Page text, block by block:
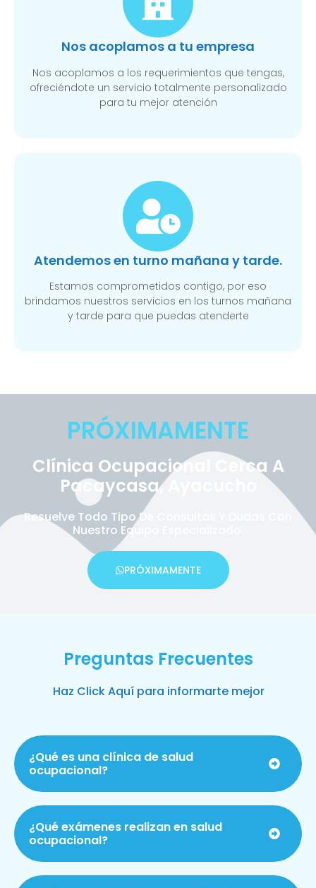
Nos acoplamos a tu empresa
Nos acoplamos a los requerimientos que tengas,
ofreciéndote un servicio totalmente personalizado
para tu mejor atención
Atendemos en turno mañana y tarde.
Estamos comprometidos contigo, por eso
brindamos nuestros servicios en los turnos mañana
y tarde para que puedas atenderte
PRÓXIMAMENTE
Clínica Ocupacional Cerca A
Pacaycasa, Ayacucho
Resuelve Todo Tipo De Consultas Y Dudas Con
Nuestro Equipo Especializado.
PRÓXIMAMENTE
Preguntas Frecuentes
Haz Click Aquí para informarte mejor
¿Qué es una clínica de salud
ocupacional?
¿Qué exámenes realizan en salud
ocupacional?